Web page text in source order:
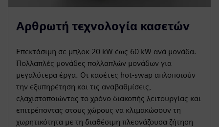
Αρθρωτή τεχνολογία κασετών
Επεκτάσιμη σε μπλοκ 20 kW έως 60 kW ανά μονάδα.
Πολλαπλές μονάδες πολλαπλών μονάδων για
μεγαλύτερα έργα. Οι κασέτες hot-swap απλοποιούν
την εξυπηρέτηση και τις αναβαθμίσεις,
ελαχιστοποιώντας το χρόνο διακοπής λειτουργίας και
επιτρέποντας στους χώρους να κλιμακώσουν τη
χωρητικότητα με τη διαθέσιμη πλεονάζουσα ζήτηση